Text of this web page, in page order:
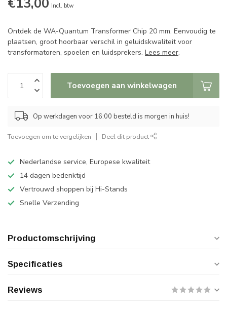
€13,00 Incl. btw
Ontdek de WA-Quantum Transformer Chip 20 mm. Eenvoudig te
plaatsen, groot hoorbaar verschil in geluidskwaliteit voor
transformatoren, spoelen en luidsprekers. Lees meer.
Toevoegen aan winkelwagen
Op werkdagen voor 16:00 besteld is morgen in huis!
Toevoegen om te vergelijken Deel dit product
Nederlandse service, Europese kwaliteit
14 dagen bedenktijd
Vertrouwd shoppen bij Hi-Stands
Snelle Verzending
Productomschrijving
Specificaties
Reviews